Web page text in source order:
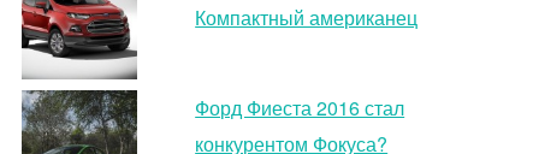
Компактный американец
Форд Фиеста 2016 стал
конкурентом Фокуса?